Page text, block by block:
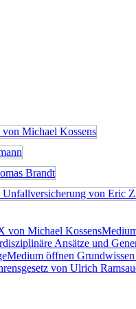
von Michael Kossens
Ansätze und
Medium öffnen
von Ulrich